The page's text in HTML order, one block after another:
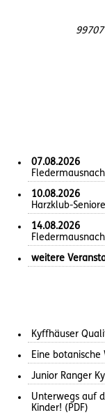
07.08.2026
10.08.2026
Harzklub-
14.08.2026
weitere
Kyffhäuser
Eine botanische
Junior Ranger
Unterwegs auf
Kinder! (PDF)